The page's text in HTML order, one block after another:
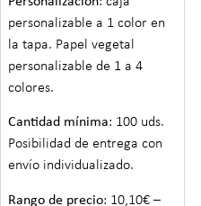
personalizable a 1 color en
la tapa. Papel vegetal
personalizable de 1 a 4
colores.
Cantidad mínima: 100 uds.
Posibilidad de entrega con
envío individualizado.
Rango de precio: 10,10€ –